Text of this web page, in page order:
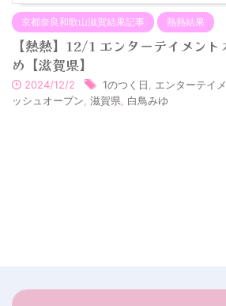
京都奈良和歌山滋賀結果記事 熱熱結果
【熱熱】12/1 エンターテイメン
め【滋賀県】
2024/12/2 1のつく日 エンターテイ
ッシュオープン 滋賀県 白鳥みゆ